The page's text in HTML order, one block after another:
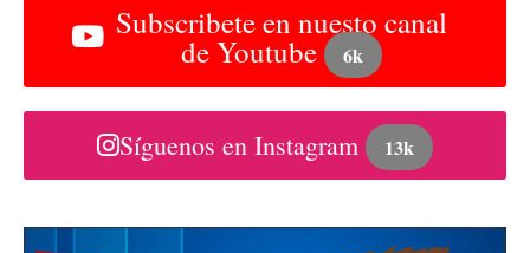
Subscribete en nuesto canal
de Youtube 6k
Síguenos en Instagram 13k